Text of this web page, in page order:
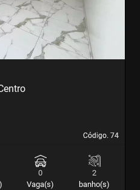
Código. 74
Código. 74
0
Vaga(s)
2
banho(s)